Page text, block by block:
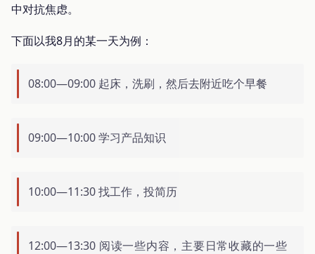
中对抗焦虑。
下面以我8月的某一天为例：
08:00—09:00 起床，洗刷，然后去附近吃个早餐
09:00—10:00 学习产品知识
10:00—11:30 找工作，投简历
12:00—13:30 阅读一些内容，主要日常收藏的一些